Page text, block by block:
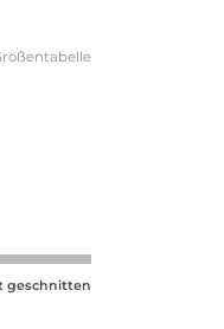
geschnitten